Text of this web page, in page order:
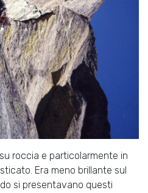
roccia e particolarmente in
Era meno brillante sul
si presentavano questi